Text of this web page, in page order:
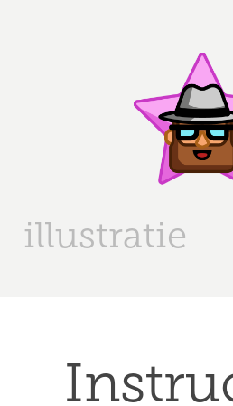
illustratie